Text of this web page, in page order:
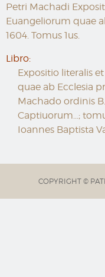
Petri Machadi
Euangeliorum quae
1604. Tomus 1us.
Libro:
Expositio literalis
quae ab Ecclesia
Machado ordinis
Captiuorum...;
Ioannes Baptista
COPYRIGHT ©